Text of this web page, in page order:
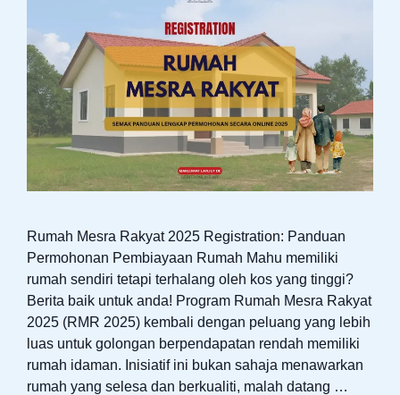
Rumah Mesra Rakyat 2025 Registration: Panduan
Permohonan Pembiayaan Rumah Mahu memiliki
rumah sendiri tetapi terhalang oleh kos yang tinggi?
Berita baik untuk anda! Program Rumah Mesra Rakyat
2025 (RMR 2025) kembali dengan peluang yang lebih
luas untuk golongan berpendapatan rendah memiliki
rumah idaman. Inisiatif ini bukan sahaja menawarkan
rumah yang selesa dan berkualiti, malah datang …